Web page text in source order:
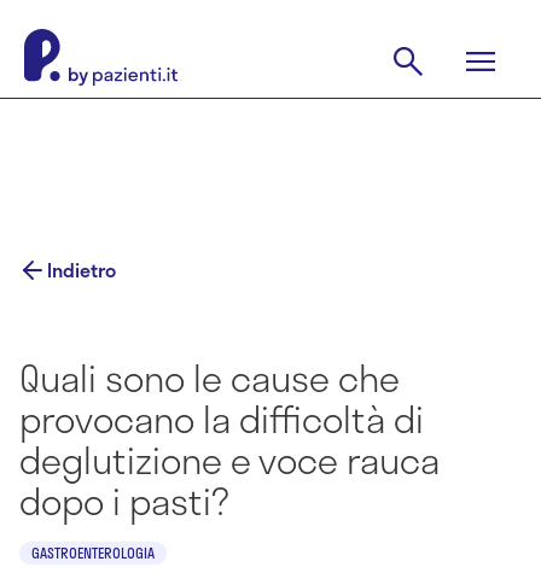
Indietro
Quali sono le cause che
provocano la difficoltà di
deglutizione e voce rauca
dopo i pasti?
GASTROENTEROLOGIA